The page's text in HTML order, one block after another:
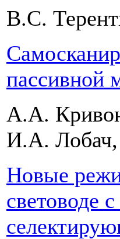
В.С.
пассивной
А.А.
И.А.
Новые
световоде